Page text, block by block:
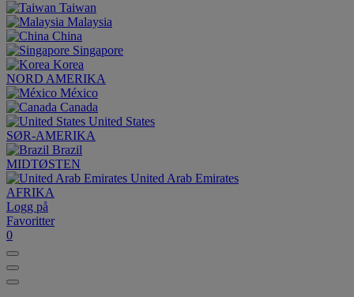
Taiwan
Malaysia
China
Singapore
Korea
NORD AMERIKA
México
Canada
United States
SØR-AMERIKA
Brazil
MIDTØSTEN
United Arab Emirates
AFRIKA
Logg på
Favoritter
0